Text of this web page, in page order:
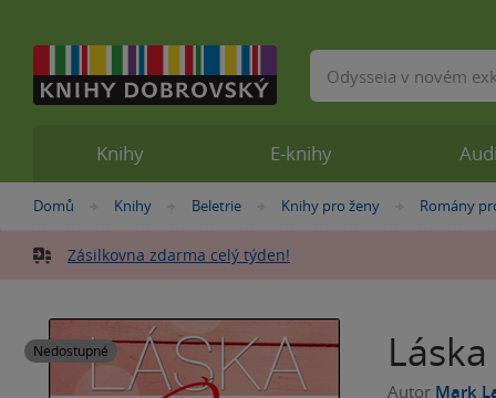
Nacházíte
zde:
Domů »
Knihy »
Beletrie »
Knihy pro ženy »
Romány
Zásilkovna zdarma celý týden!
Nedostupné
Autor Mark
Knihy E-knihy
Vyhledávání